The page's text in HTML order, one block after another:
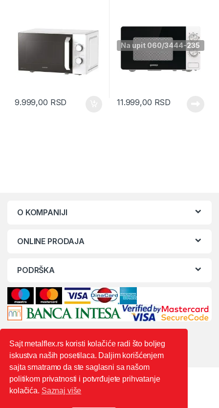
9.999,00 RSD
Na upit 060/3444-235
11.999,00 RSD
O KOMPANIJI
ONLINE PRODAJA
PODRŠKA
Sajt metalflex.rs koristi kolačiće radi što boljeg
iskustva naših posetilaca. Daljim korišćenjem
sajta smatramo da ste saglasni sa našom
politikom privatnosti i potvrđujete prihvatanje
kolačića. Saznaj više